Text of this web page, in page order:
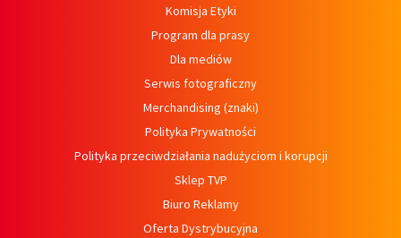
Komisja Etyki
Program dla prasy
Dla mediów
Serwis fotograficzny
Merchandising (znaki)
Polityka Prywatności
Polityka przeciwdziałania nadużyciom i korupcji
Sklep TVP
Biuro Reklamy
Oferta Dystrybucyjna